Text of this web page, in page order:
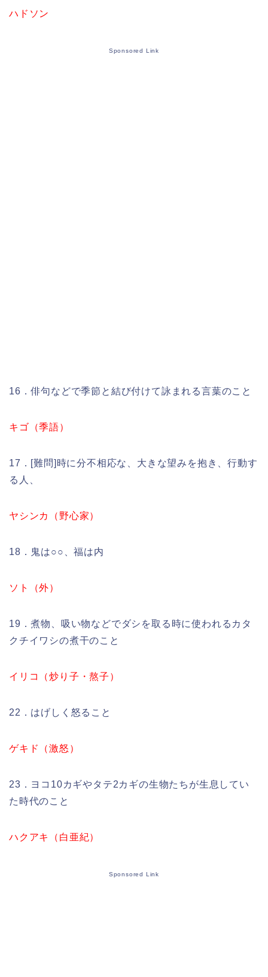
ハドソン
Sponsored Link
16．俳句などで季節と結び付けて詠まれる言葉のこと
キゴ（季語）
17．[難問]時に分不相応な、大きな望みを抱き、行動す
る人、
ヤシンカ（野心家）
18．鬼は○○、福は内
ソト（外）
19．煮物、吸い物などでダシを取る時に使われるカタ
クチイワシの煮干のこと
イリコ（炒り子・熬子）
22．はげしく怒ること
ゲキド（激怒）
23．ヨコ10カギやタテ2カギの生物たちが生息してい
た時代のこと
ハクアキ（白亜紀）
Sponsored Link